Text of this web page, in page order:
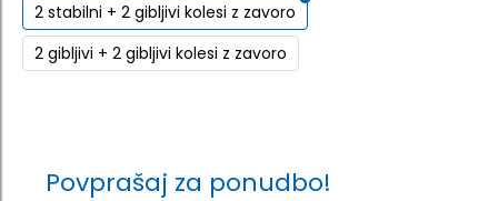
2 stabilni + 2 gibljivi kolesi z zavoro
2 gibljivi + 2 gibljivi kolesi z zavoro
Povprašaj za ponudbo!